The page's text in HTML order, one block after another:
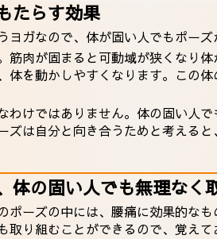
たらす効果
ガなので、体が固い人でもポー
筋肉が固まると可動域が狭くなり
体を動かしやすくなります。この
わけではありません。体の固い人
ズは自分と向き合うためと考える
の固い人でも無理なく
ポーズの中には、腰痛に効果的な
り組むことができるので、覚えて